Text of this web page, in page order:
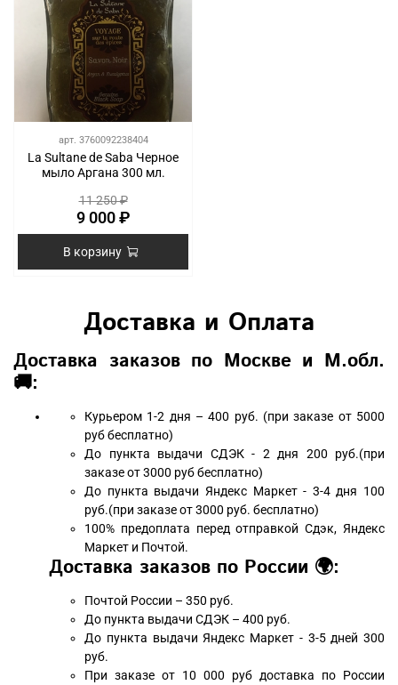
арт. 3760092238404
La Sultane de Saba Черное
мыло Аргана 300 мл.
11 250 ₽
9 000 ₽
В корзину
Доставка и Оплата
Доставка заказов по Москве и М.обл.
🚚:
Курьером 1-2 дня – 400 руб. (при заказе от 5000
руб бесплатно)
До пункта выдачи СДЭК - 2 дня 200 руб.(при
заказе от 3000 руб бесплатно)
До пункта выдачи Яндекс Маркет - 3-4 дня 100
руб.(при заказе от 3000 руб. бесплатно)
100% предоплата перед отправкой Сдэк, Яндекс
Маркет и Почтой.
Доставка заказов по России 🌍:
Почтой России – 350 руб.
До пункта выдачи СДЭК – 400 руб.
До пункта выдачи Яндекс Маркет - 3-5 дней 300
руб.
При заказе от 10 000 руб доставка по России